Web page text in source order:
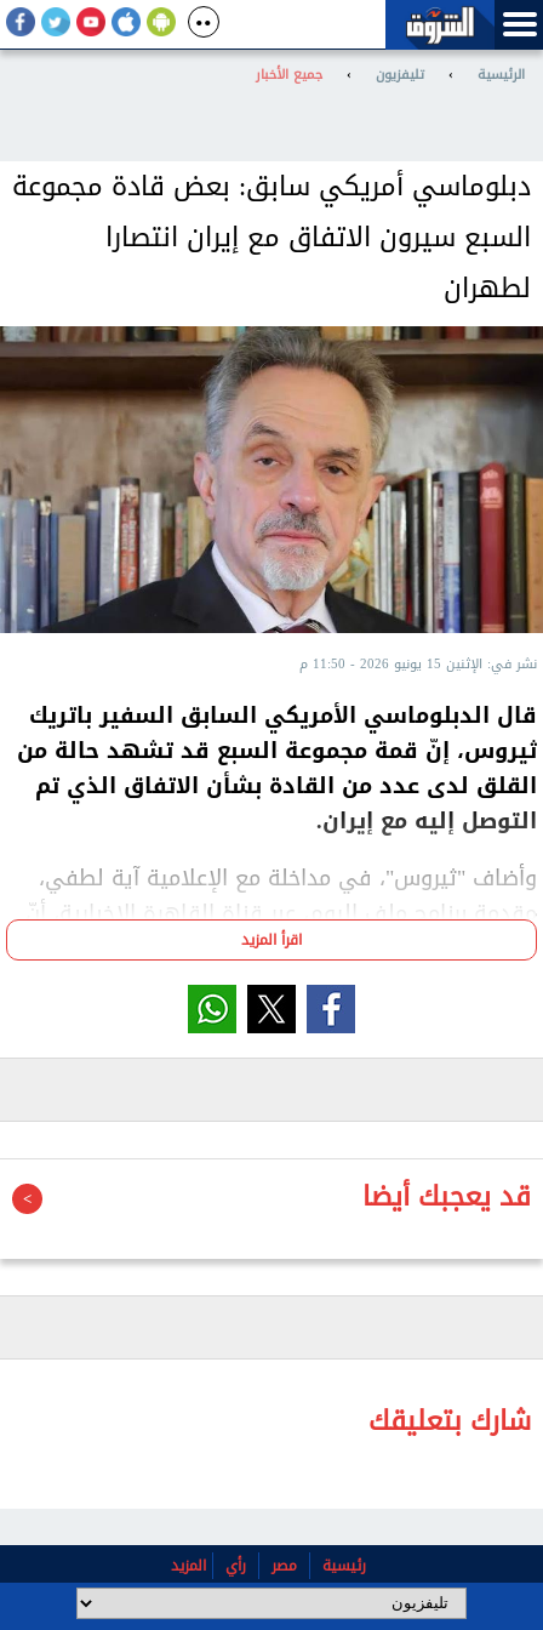
الرئيسية › تليفزيون › جميع الأخبار
دبلوماسي أمريكي سابق: بعض قادة مجموعة
السبع سيرون الاتفاق مع إيران انتصارا
لطهران
نشر في: الإثنين 15 يونيو 2026 - 11:50 م
قال الدبلوماسي الأمريكي السابق السفير باتريك
ثيروس، إنّ قمة مجموعة السبع قد تشهد حالة من
القلق لدى عدد من القادة بشأن الاتفاق الذي تم
التوصل إليه مع إيران.
وأضاف "ثيروس"، في مداخلة مع الإعلامية آية لطفي،
مقدمة برنامج ملف اليوم، عبر قناة القاهرة الإخبارية، أنّ
هذا الاتفاق قد يُفسَّر بشكل عام على أنه انتصار إيراني،
أو أن طهران لم تقدم أي تنازلات مقابل ما حصلت عليه
هذا الاتفاق على مواقف الرئيس الأمريكي دونالد ترامب.
وأشار إلى أن قمة السبع ليست منصة مخصصة لحل الحرب
الأمريكية الإيرانية أو الحرب الروسية الأوكرانية أو حتى
القضايا الأكثر إلحاحًا.
المواجهة مع الولايات المتحدة، بعد تعرضه لضغوط كبيرة
من إسرائيل والولايات المتحدة دون تكبد خسائر كبيرة.
اقرأ المزيد
قد يعجبك أيضا
شارك بتعليقك
رئيسية مصر رأي المزيد